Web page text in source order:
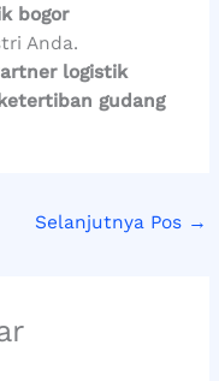
bogor
Anda.
logistik
gudang
Selanjutnya Pos →